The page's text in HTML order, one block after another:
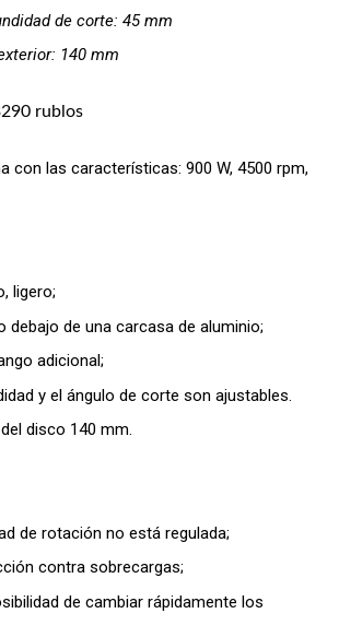
de corte: 45 mm
140 mm
rublos
con las características: 900 W, 4500 rpm,
ligero;
debajo de una carcasa de aluminio;
adicional;
y el ángulo de corte son ajustables.
disco 140 mm.
de rotación no está regulada;
contra sobrecargas;
de cambiar rápidamente los